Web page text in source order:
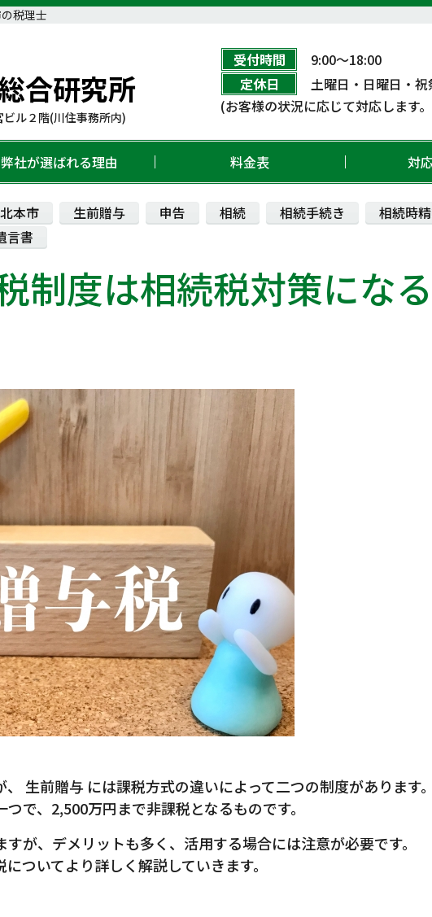
税理士
合研究所
ル２階(川住事務所内)
受付時間
9:00〜18:00
定休日
土曜日・日曜日・祝
(お客様の状況に応じて対応します。
弊社が選ばれる理由 料金表 対
北本市 生前贈与 申告 相続 相続手続き 相続時
言書
制度は相続税対策にな
生前贈与 には課税方式の違いによって二つの制度があります。
つで、2,500万円まで非課税となるものです。
が、デメリットも多く、活用する場合には注意が必要です。
ついてより詳しく解説していきます。